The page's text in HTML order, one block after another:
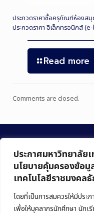
ประกาศมหาวิทยาลัย
นโยบายคุ้มครองข้อ
เทคโนโลยีราชมงค
โดยที่เป็นการสมควรให้มีปร
เพื่อให้บุคลากรนักศึกษา นักเ
ประกวดราคาซื้อครุภัณฑ์ห้องส
ประกวดราคา อิเล็กทรอนิกส์
Read more
Comments are closed.
คณะบริหารธุรกิจ
มหาวิทยาลัยเทคโนโลยีรา